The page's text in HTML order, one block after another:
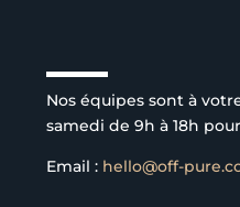
Nos équipes sont à
samedi de 9h à 18h
Email : hello@off-